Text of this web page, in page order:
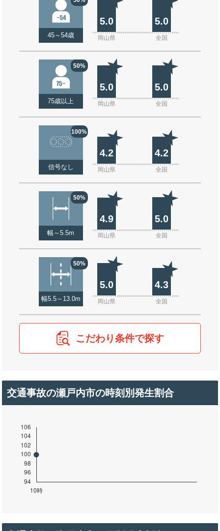
45～54歳
5.0 5.0
岡山県 全国
50%
75歳以上
5.0 5.0
岡山県 全国
100%
信号なし
4.2 4.2
岡山県 全国
50%
幅～5.5m
4.9 5.0
岡山県 全国
50%
幅5.5～13.0m
5.0 4.3
岡山県 全国
こだわり条件で探す
交通事故の瀬戸内市の時刻別発生割合